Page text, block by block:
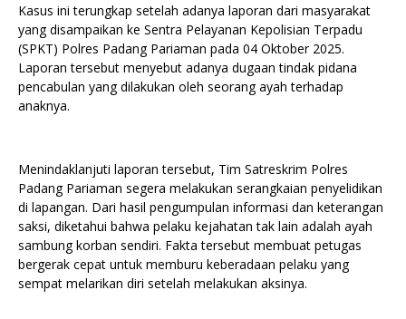
Kasus ini terungkap setelah adanya laporan dari masyarakat
yang disampaikan ke Sentra Pelayanan Kepolisian Terpadu
(SPKT) Polres Padang Pariaman pada 04 Oktober 2025.
Laporan tersebut menyebut adanya dugaan tindak pidana
pencabulan yang dilakukan oleh seorang ayah terhadap
anaknya.
Menindaklanjuti laporan tersebut, Tim Satreskrim Polres
Padang Pariaman segera melakukan serangkaian penyelidikan
di lapangan. Dari hasil pengumpulan informasi dan keterangan
saksi, diketahui bahwa pelaku kejahatan tak lain adalah ayah
sambung korban sendiri. Fakta tersebut membuat petugas
bergerak cepat untuk memburu keberadaan pelaku yang
sempat melarikan diri setelah melakukan aksinya.